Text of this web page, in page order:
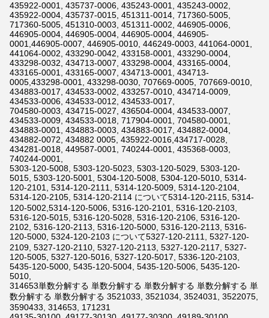
435922-0001, 435737-0006, 435243-0001, 435243-0002,
435922-0004, 435737-0015, 451311-0014, 717360-5005,
717360-5005, 451310-0003, 451311-0002, 446905-0006,
446905-0004, 446905-0004, 446905-0004, 446905-
0001,446905-0007, 446905-0010, 446249-0003, 441064-0001,
441064-0002, 433290-0042, 433158-0001, 433290-0004,
433298-0032, 434713-0007, 433298-0004, 433165-0004,
433165-0001, 433165-0007, 434713-0001, 434713-
0005,433298-0001, 433298-0030, 707669-0005, 707669-0010,
434883-0017, 434533-0002, 433257-0010, 434714-0009,
434533-0006, 434533-0012, 434533-0017,
704580-0003, 434715-0027, 436504-0004, 434533-0007,
434533-0009, 434533-0018, 717904-0001, 704580-0001,
434883-0001, 434883-0003, 434883-0017, 434882-0004,
434882-0072, 434882 0005, 435922-0016,434717-0028,
434281-0018, 449587-0001, 740244-0001, 435368-0003,
740244-0001,
5303-120-5008, 5303-120-5023, 5303-120-5029, 5303-120-
5015, 5303-120-5001, 5304-120-5008, 5304-120-5010, 5314-
120-2101, 5314-120-2111, 5314-120-5009, 5314-120-2104,
5314-120-2105, 5314-120-2114 について5314-120-2115, 5314-
120-5002,5314-120-5006, 5316-120-2101, 5316-120-2103,
5316-120-5015, 5316-120-5028, 5316-120-2106, 5316-120-
2102, 5316-120-2113, 5316-120-5000, 5316-120-2113, 5316-
120-5000, 5324-120-2103 について5327-120-2111, 5327-120-
2109, 5327-120-2110, 5327-120-2113, 5327-120-2117, 5327-
120-5005, 5327-120-5016, 5327-120-5017, 5336-120-2103,
5435-120-5000, 5435-120-5004, 5435-120-5006, 5435-120-
5010,
314653単数分解する 単数分解する 単数分解する 単数分解する 単
数分解する 単数分解する 3521033, 3521034, 3524031, 3522075,
3590433, 314653, 171231